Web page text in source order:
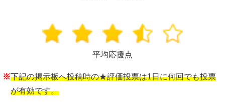
平均応援点
※下記の掲示板へ投稿時の★評価投票は1日に何回でも投票
が有効です。